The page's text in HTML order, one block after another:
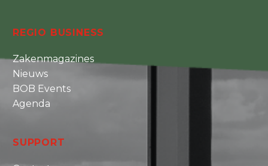
REGIO BUSINESS
Zakenmagazines
Nieuws
BOB Events
Agenda
SUPPORT